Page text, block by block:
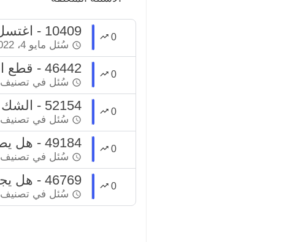
0 10409 - اغتسل غسل الجمعة ولم ينو رفع الجنابة
سُئل مايو 4، 2022
0 46442 - قطع الطواف لدخول الحمام ثم العودة و الإكمال
سُئل في تصنيف
0 52154 - الشك بعدم صحة الغسل من الجنابة ؟
سُئل في تصنيف
0 49184 - هل يصح الاغتسال إذا كان يوجد جرح في العضو الذكري ؟
سُئل في تصنيف
0 46769 - هل يجب علي إعادة الغسل ؟
سُئل في تصنيف